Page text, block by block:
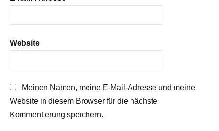
Website
Meinen Namen, meine E-Mail-Adresse und meine
Website in diesem Browser für die nächste
Kommentierung speichern.